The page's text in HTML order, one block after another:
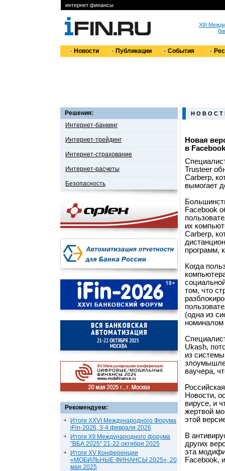
интернет финансы
XIII
Новости Публикации События
Решения:
Интернет-банкинг
Интернет-трейдинг
Интернет-страхование
Интернет-расчеты
Безопасность
Рекомендуем:
Итоги XXVI Международного Форума
iFin-2026, 3-4 февраля 2026
Итоги XII Международного форума
"ВБА 2025" 21-22 октября 2025
Итоги XV Конференции
«МОБИЛЬНЫЕ ФИНАНСЫ 2025», 20
мая 2025
Н О В О С Т
Новая
в Facebook
Trusteer
Carberp,
вымогает
Facebook
их
Carberp,
программ,
Когда
том, что
(одна из
номиналом
Ukash,
из
ваучера,
Новости,
вирусе, и
жертвой
этой
В
других
эта
Facebook,